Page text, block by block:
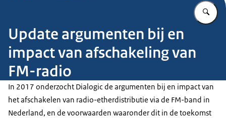
Update argumenten bij en
impact van afschakeling van
FM-radio
In 2017 onderzocht Dialogic de argumenten bij en impact van
het afschakelen van radio-etherdistributie via de FM-band in
Nederland, en de voorwaarden waaronder dit in de toekomst